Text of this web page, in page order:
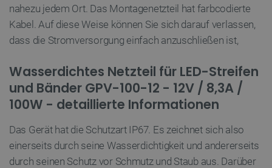
nahezu jedem Ort. Das Montagenetzteil hat farbcodierte
Kabel. Auf diese Weise können Sie sich darauf verlassen,
dass die Stromversorgung einfach anzuschließen ist,
Wasserdichtes Netzteil für LED-Streifen
und Bänder GPV-100-12 - 12V / 8,3A /
100W - detaillierte Informationen
Das Gerät hat die Schutzart IP67. Es zeichnet sich also
einerseits durch seine Wasserdichtigkeit und andererseits
durch seinen Schutz vor Schmutz und Staub aus. Darüber
Unbedingt erforderliche Cookies ermöglichen
wesentliche Kernfunktionen der Website wie die
Benutzeranmeldung und die Kontoverwaltung.
die Website nicht ordnungsgemäß verwendet
Name
Anbieter /
Domäne
VISITOR_PRIVACY_METADATA
.youtube.com